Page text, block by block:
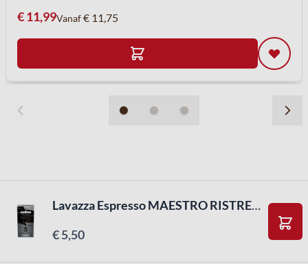
€ 11,99Vanaf€ 11,75
Lavazza Espresso MAESTRO RISTRETTO capsules compatible NESPRESSO apparaten (10st)
€ 5,50
In